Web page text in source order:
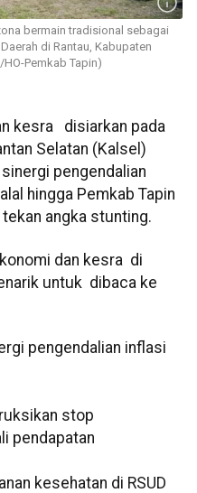
bermain tradisional sebagai
di Rantau, Kabupaten
Pemkab Tapin)
kesra disiarkan pada
Selatan (Kalsel)
pengendalian
hingga Pemkab Tapin
angka stunting.
dan kesra di
untuk dibaca ke
pengendalian inflasi
stop
pendapatan
kesehatan di RSUD